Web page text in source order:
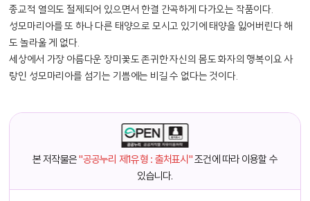
종교적 열의도 절제되어 있으면서 한결 간곡하게 다가오는 작품이다.
성모마리아를 또 하나 다른 태양으로 모시고 있기에 태양을 잃어버린다 해
도 놀라울 게 없다.
세상에서 가장 아름다운 장미꽃도 존귀한 자신의 몸도 화자의 행복이요 사
랑인 성모마리아를 섬기는 기쁨에는 비길 수 없다는 것이다.
본 저작물은"공공누리 제1유형 : 출처표시"조건에 따라 이용할 수
있습니다.